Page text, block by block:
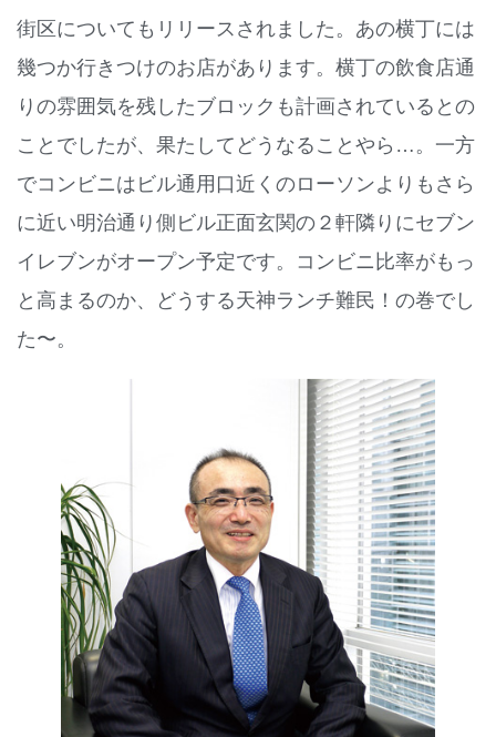
街区についてもリリースされました。あの横丁には
幾つか行きつけのお店があります。横丁の飲食店通
りの雰囲気を残したブロックも計画されているとの
ことでしたが、果たしてどうなることやら…。一方
でコンビニはビル通用口近くのローソンよりもさら
に近い明治通り側ビル正面玄関の２軒隣りにセブン
イレブンがオープン予定です。コンビニ比率がもっ
と高まるのか、どうする天神ランチ難民！の巻でし
た〜。